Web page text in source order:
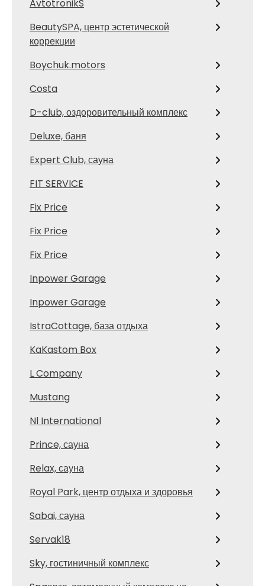
AvtotronikS
BeautySPA, центр эстетической
коррекции
Boychuk.motors
Costa
D-club, оздоровительный комплекс
Deluxe, баня
Expert Club, сауна
FIT SERVICE
Fix Price
Fix Price
Fix Price
Inpower Garage
Inpower Garage
IstraCottage, база отдыха
KaKastom Box
L Company
Mustang
Nl International
Prince, сауна
Relax, сауна
Royal Park, центр отдыха и здоровья
Sabai, сауна
Servak18
Sky, гостиничный комплекс